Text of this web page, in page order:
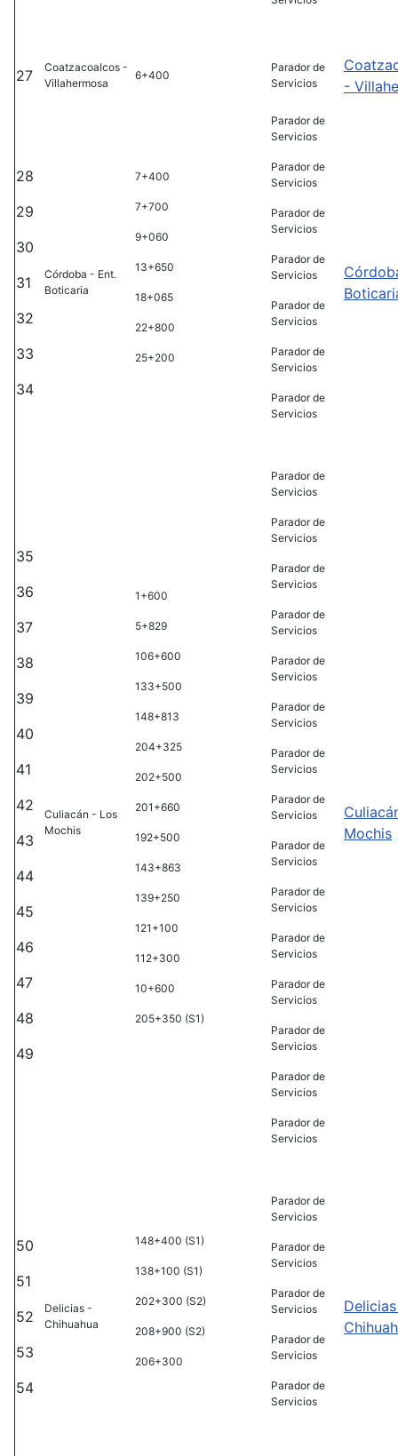
27
Coatzacoalcos -
Villahermosa
6+400
Parador de
Servicios
-
28
29
30
31
32
33
34
Córdoba - Ent.
Boticaria
7+400
7+700
9+060
13+650
18+065
22+800
25+200
Parador de
Servicios
Parador de
Servicios
Parador de
Servicios
Parador de
Servicios
Parador de
Servicios
Parador de
Servicios
Parador de
Servicios
35
36
37
38
39
40
41
42
43
44
45
46
47
48
49
Culiacán - Los
Mochis
1+600
5+829
106+600
133+500
148+813
204+325
202+500
201+660
192+500
143+863
139+250
121+100
112+300
10+600
205+350 (S1)
Parador de
Servicios
Parador de
Servicios
Parador de
Servicios
Parador de
Servicios
Parador de
Servicios
Parador de
Servicios
Parador de
Servicios
Parador de
Servicios
Parador de
Servicios
Parador de
Servicios
Parador de
Servicios
Parador de
Servicios
Parador de
Servicios
Parador de
Servicios
Parador de
Servicios
Mochis
50
51
52
53
54
Delicias -
Chihuahua
148+400 (S1)
138+100 (S1)
202+300 (S2)
208+900 (S2)
206+300
Parador de
Servicios
Parador de
Servicios
Parador de
Servicios
Parador de
Servicios
Parador de
Servicios